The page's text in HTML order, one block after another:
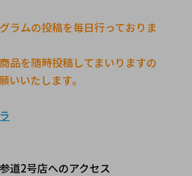
ラムの投稿を毎日行っておりま
品を随時投稿してまいりますの
いいたします。
道2号店へのアクセス